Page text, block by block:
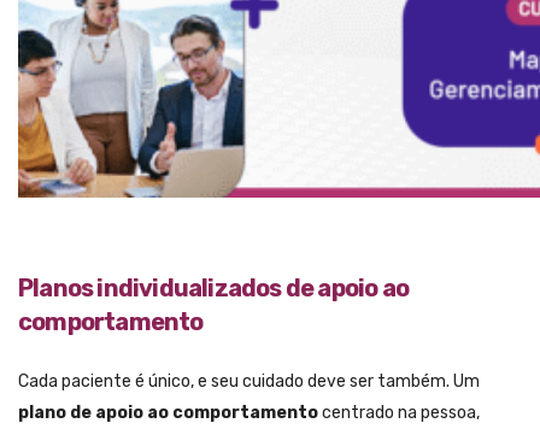
Planos individualizados de apoio ao
comportamento
Cada paciente é único, e seu cuidado deve ser também. Um
plano de apoio ao comportamentocentrado na pessoa,